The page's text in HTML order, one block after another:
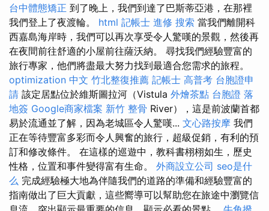
台中體態矯正 到了晚上，我們到達了巴斯蒂亞港，在那裡
我們登上了夜渡輪。 html 記帳士 進修 搜索 當我們離​​開科
西嘉島海岸時，我們可以再次享受令人驚嘆的景觀，然後再
在夜間前往舒適的小屋前往薩沃納。 尋找我們經驗豐富的
旅行專家，他們將盡最大努力找到最適合您需求的旅程。
optimization 中文 竹北整復推薦 記帳士 高普考 台胞證申
請 該定居點位於維斯圖拉河（Vistula 外燴茶點 台胞證 落
地簽 Google商家檔案 新竹 整骨 River），這是前波蘭首都
易於流通並了解，因為老城區令人驚嘆... 文心路按摩 我們
正在等待豐富多彩而令人興奮的旅行，超級促銷，有利的預
訂和修改條件。 在這樣的巡遊中，教科書栩栩如生，歷史
性格，位置和事件變得富有生命。 外商設立公司 seo是什
么 完成經驗極大地為伴隨我們的道路的準備和經驗豐富的
指南做出了巨大貢獻，這些嚮導可以幫助您在旅途中瀏覽信